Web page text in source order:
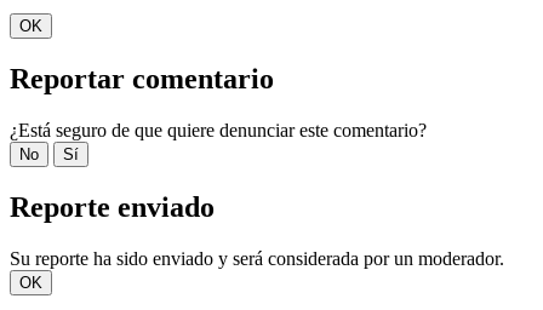
OK
Reportar comentario
¿Está seguro de que quiere denunciar este comentario?
No Sí
Reporte enviado
Su reporte ha sido enviado y será considerada por un moderador.
OK